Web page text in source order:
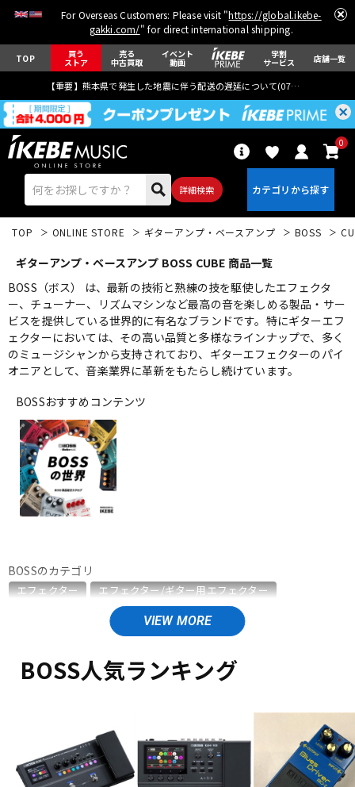
For Overseas Customers: Please visit "https://global.ikebe-
gakki.com/" for direct international shipping.
TOP 買う
ストア
売る
中古買取
イベント
動画
学割
サービス 店舗一覧
【重要】熊本県で発生した地震に伴う配送の遅延について(07月29日
詳細検索
0
エレキギター アコギ/エレアコ
ベース ウクレレ
ドラム
キーボード
エフェクター
DJ機器 DTM
配信/ライブ機器 楽器アクセサリ
TOP ONLINE STORE ギターアンプ・ベースアンプ BOSS
ギターアンプ・ベースアンプ BOSS CUBE 商品一覧
BOSS（ボス） は、最新の技術と熟練の技を駆使したエフェクタ
ー、チューナー、リズムマシンなど最高の音を楽しめる製品・サー
ビスを提供している世界的に有名なブランドです。特にギターエフ
ェクターにおいては、その高い品質と多様なラインナップで、多く
のミュージシャンから支持されており、ギターエフェクターのパイ
オニアとして、音楽業界に革新をもたらし続けています。
BOSSおすすめコンテンツ
BOSSのカテゴリ
エフェクター
エフェクター/ギター用エフェクター
エフェクター/ベース用エフェクター
エフェクター/エレアコ用エフェクター
エフェクター/ラインセレクター・フットスイッチ
エフェクター/ワイヤレスシステム
エフェクター/電源周辺機器
DTM
レコーディング
配信機器・ライブ機器
楽器アクセサリ
ユーズド
ヴィンテージ ALL
BOSS人気ランキング